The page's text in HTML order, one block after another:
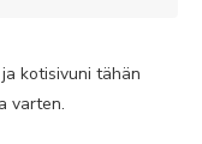
kotisivuni tähän
varten.